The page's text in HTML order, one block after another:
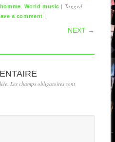
World music | Tagged
a comment |
NEXT →
Les champs obligatoires sont